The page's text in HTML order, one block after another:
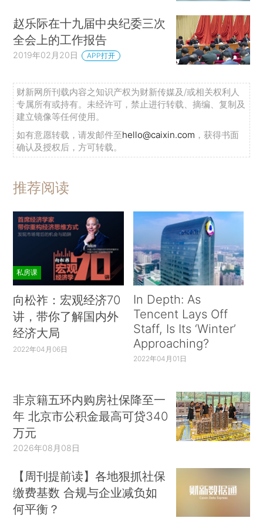
赵乐际在十九届中央纪委三次
全会上的工作报告
2019年02月20日 APP打开
财新网所刊载内容之知识产权为财新传媒及/或相关权利人
专属所有或持有。未经许可，禁止进行转载、摘编、复制及
建立镜像等任何使用。
如有意愿转载，请发邮件至hello@caixin.com ，获得书面
确认及授权后，方可转载。
推荐阅读
私房课
向松祚：宏观经济70
讲，带你了解国内外
经济大局
2022年04月06日
In Depth: As
Tencent Lays Off
Staff, Is Its ‘Winter’
Approaching?
2022年04月01日
非京籍五环内购房社保降至一
年 北京市公积金最高可贷340
万元
2026年08月08日
【周刊提前读】各地狠抓社保
缴费基数 合规与企业减负如
何平衡？